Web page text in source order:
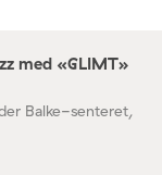
med «GLIMT»
Balke-senteret,